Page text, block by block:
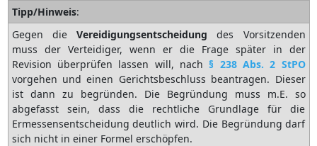
Tipp/Hinweis:
Gegen die Vereidigungsentscheidung des Vorsitzenden
muss der Verteidiger, wenn er die Frage später in der
Revision überprüfen lassen will, nach§ 238 Abs. 2 StPO
vorgehen und einen Gerichtsbeschluss beantragen. Dieser
ist dann zu begründen. Die Begründung muss m.E. so
abgefasst sein, dass die rechtliche Grundlage für die
Ermessensentscheidung deutlich wird. Die Begründung darf
sich nicht in einer Formel erschöpfen.